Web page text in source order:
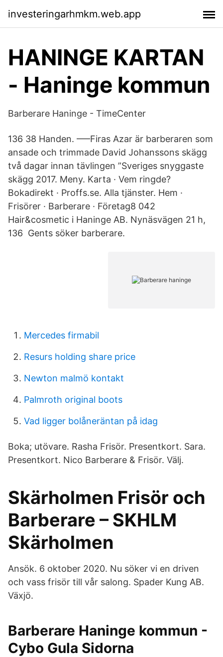
investeringarhmkm.web.app
HANINGE KARTAN
- Haninge kommun
Barberare Haninge - TimeCenter
136 38 Handen. –––Firas Azar är barberaren som
ansade och trimmade David Johanssons skägg
två dagar innan tävlingen ”Sveriges snyggaste
skägg 2017. Meny. Karta · Vem ringde?
Bokadirekt · Proffs.se. Alla tjänster. Hem ·
Frisörer · Barberare · Företag8 042
Hair&cosmetic i Haninge AB. Nynäsvägen 21 h,
136 Gents söker barberare.
Mercedes firmabil
Resurs holding share price
Newton malmö kontakt
Palmroth original boots
Vad ligger bolåneräntan på idag
Boka; utövare. Rasha Frisör. Presentkort. Sara.
Presentkort. Nico Barberare & Frisör. Välj.
Skärholmen Frisör och
Barberare – SKHLM
Skärholmen
Ansök. 6 oktober 2020. Nu söker vi en driven
och vass frisör till vår salong. Spader Kung AB.
Växjö.
Barberare Haninge kommun -
Cybo Gula Sidorna